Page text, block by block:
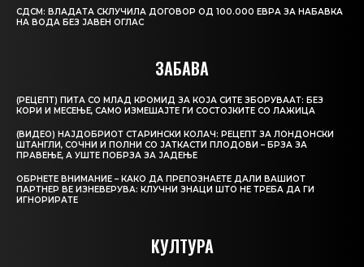
СДСМ: ВЛАДАТА СКЛУЧИЛА ДОГОВОР ОД 100.000 ЕВРА ЗА НАБАВКА
НА ВОДА БЕЗ ЈАВЕН ОГЛАС
ЗАБАВА
(РЕЦЕПТ) ПИТА СО МЛАД КРОМИД ЗА КОЈА СИТЕ ЗБОРУВААТ: БЕЗ
КОРИ И МЕСЕЊЕ, САМО ИЗМЕШАЈТЕ ГИ СОСТОЈКИТЕ СО ЛАЖИЦА
(ВИДЕО) НАЈДОБРИОТ СТАРИНСКИ КОЛАЧ: РЕЦЕПТ ЗА ЛОНДОНСКИ
ШТАНГЛИ, СОЧНИ И ПОЛНИ СО ЈАТКАСТИ ПЛОДОВИ – БРЗА ЗА
ПРАВЕЊЕ, А УШТЕ ПОБРЗА ЗА ЈАДЕЊЕ
ОБРНЕТЕ ВНИМАНИЕ – КАКО ДА ПРЕПОЗНАЕТЕ ДАЛИ ВАШИОТ
ПАРТНЕР ВЕ ИЗНЕВЕРУВА: КЛУЧНИ ЗНАЦИ ШТО НЕ ТРЕБА ДА ГИ
ИГНОРИРАТЕ
КУЛТУРА